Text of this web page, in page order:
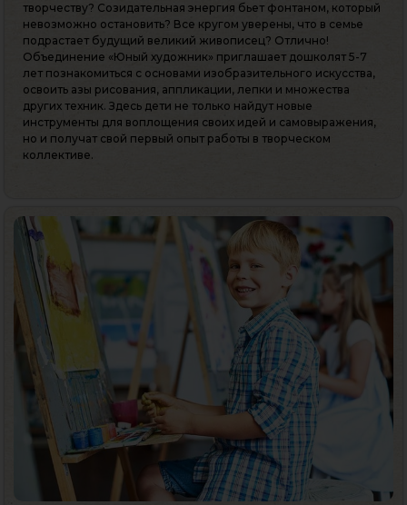
творчеству? Созидательная энергия бьет фонтаном, который
невозможно остановить? Все кругом уверены, что в семье
подрастает будущий великий живописец? Отлично!
Объединение «Юный художник» приглашает дошколят 5-7
лет познакомиться с основами изобразительного искусства,
освоить азы рисования, аппликации, лепки и множества
других техник. Здесь дети не только найдут новые
инструменты для воплощения своих идей и самовыражения,
но и получат свой первый опыт работы в творческом
коллективе.